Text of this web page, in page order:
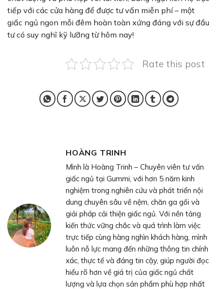
tiếp với các cửa hàng để được tư vấn miễn phí – một
giấc ngủ ngon mỗi đêm hoàn toàn xứng đáng với sự đầu
tư có suy nghĩ kỹ lưỡng từ hôm nay!
Rate this post
HOÀNG TRINH
Mình là Hoàng Trinh – Chuyên viên tư vấn
giấc ngủ tại Gummi, với hơn 5 năm kinh
nghiệm trong nghiên cứu và phát triển nội
dung chuyên sâu về nệm, chăn ga gối và
giải pháp cải thiện giấc ngủ. Với nền tảng
kiến thức vững chắc và quá trình làm việc
trực tiếp cùng hàng nghìn khách hàng, mình
luôn nỗ lực mang đến những thông tin chính
xác, thực tế và đáng tin cậy, giúp người đọc
hiểu rõ hơn về giá trị của giấc ngủ chất
lượng và lựa chọn sản phẩm phù hợp nhất